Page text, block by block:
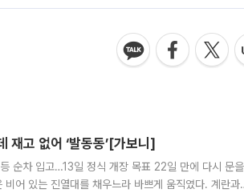
고 없어 ‘발동동’[가보니]
순차 입고…13일 정식 개장 목표 22일 만에 다시 문을
어 있는 진열대를 채우느라 바쁘게 움직였다. 계란과